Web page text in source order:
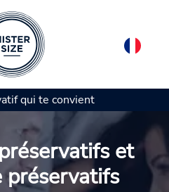
Disponible en 7
et